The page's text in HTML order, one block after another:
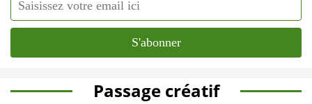
Passage créatif